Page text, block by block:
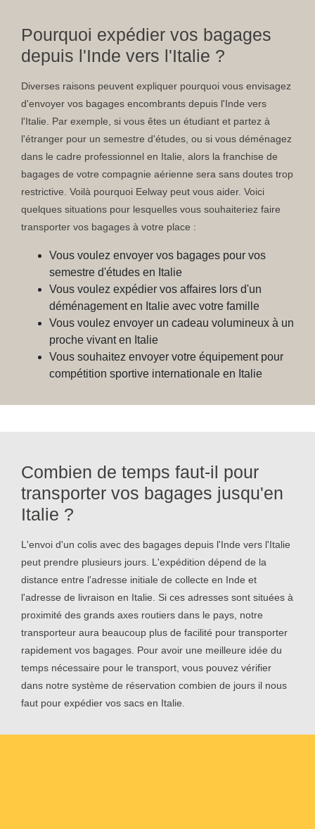
Pourquoi expédier vos bagages
depuis l'Inde vers l'Italie ?
Diverses raisons peuvent expliquer pourquoi vous envisagez
d'envoyer vos bagages encombrants depuis l'Inde vers
l'Italie. Par exemple, si vous êtes un étudiant et partez à
l'étranger pour un semestre d'études, ou si vous déménagez
dans le cadre professionnel en Italie, alors la franchise de
bagages de votre compagnie aérienne sera sans doutes trop
restrictive. Voilà pourquoi Eelway peut vous aider. Voici
quelques situations pour lesquelles vous souhaiteriez faire
transporter vos bagages à votre place :
Vous voulez envoyer vos bagages pour vos
semestre d'études en Italie
Vous voulez expédier vos affaires lors d'un
déménagement en Italie avec votre famille
Vous voulez envoyer un cadeau volumineux à un
proche vivant en Italie
Vous souhaitez envoyer votre équipement pour
compétition sportive internationale en Italie
Combien de temps faut-il pour
transporter vos bagages jusqu'en
Italie ?
L'envoi d'un colis avec des bagages depuis l'Inde vers l'Italie
peut prendre plusieurs jours. L'expédition dépend de la
distance entre l'adresse initiale de collecte en Inde et
l'adresse de livraison en Italie. Si ces adresses sont situées à
proximité des grands axes routiers dans le pays, notre
transporteur aura beaucoup plus de facilité pour transporter
rapidement vos bagages. Pour avoir une meilleure idée du
temps nécessaire pour le transport, vous pouvez vérifier
dans notre système de réservation combien de jours il nous
faut pour expédier vos sacs en Italie.